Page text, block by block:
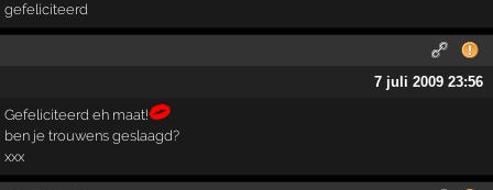
gefeliciteerd
7 juli 2009 23:56
Gefeliciteerd eh maat!
ben je trouwens geslaagd?
xxx